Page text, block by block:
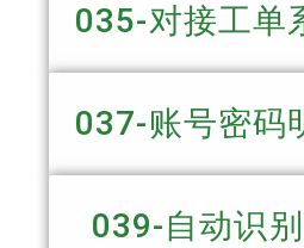
035-对接工单
037-账号密码
039-自动识